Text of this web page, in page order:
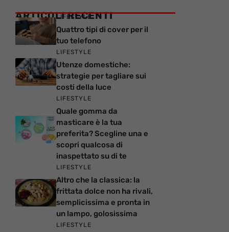
ARTICOLI RECENTI
LIFESTYLE
Quattro tipi di cover per il
tuo telefono
LIFESTYLE
Utenze domestiche:
strategie per tagliare sui
costi della luce
LIFESTYLE
Quale gomma da
masticare è la tua
preferita? Scegline una e
scopri qualcosa di
inaspettato su di te
LIFESTYLE
Altro che la classica: la
frittata dolce non ha rivali,
semplicissima e pronta in
un lampo, golosissima
LIFESTYLE